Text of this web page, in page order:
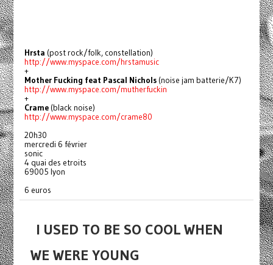
Hrsta (post rock/folk, constellation)
http://www.myspace.com/hrstamusic
+
Mother Fucking feat Pascal Nichols(noise jam batterie/K7)
http://www.myspace.com/mutherfuckin
+
Crame(black noise)
http://www.myspace.com/crame80
20h30
mercredi 6 février
sonic
4 quai des etroits
69005 lyon
6 euros
I USED TO BE SO COOL WHEN
WE WERE YOUNG